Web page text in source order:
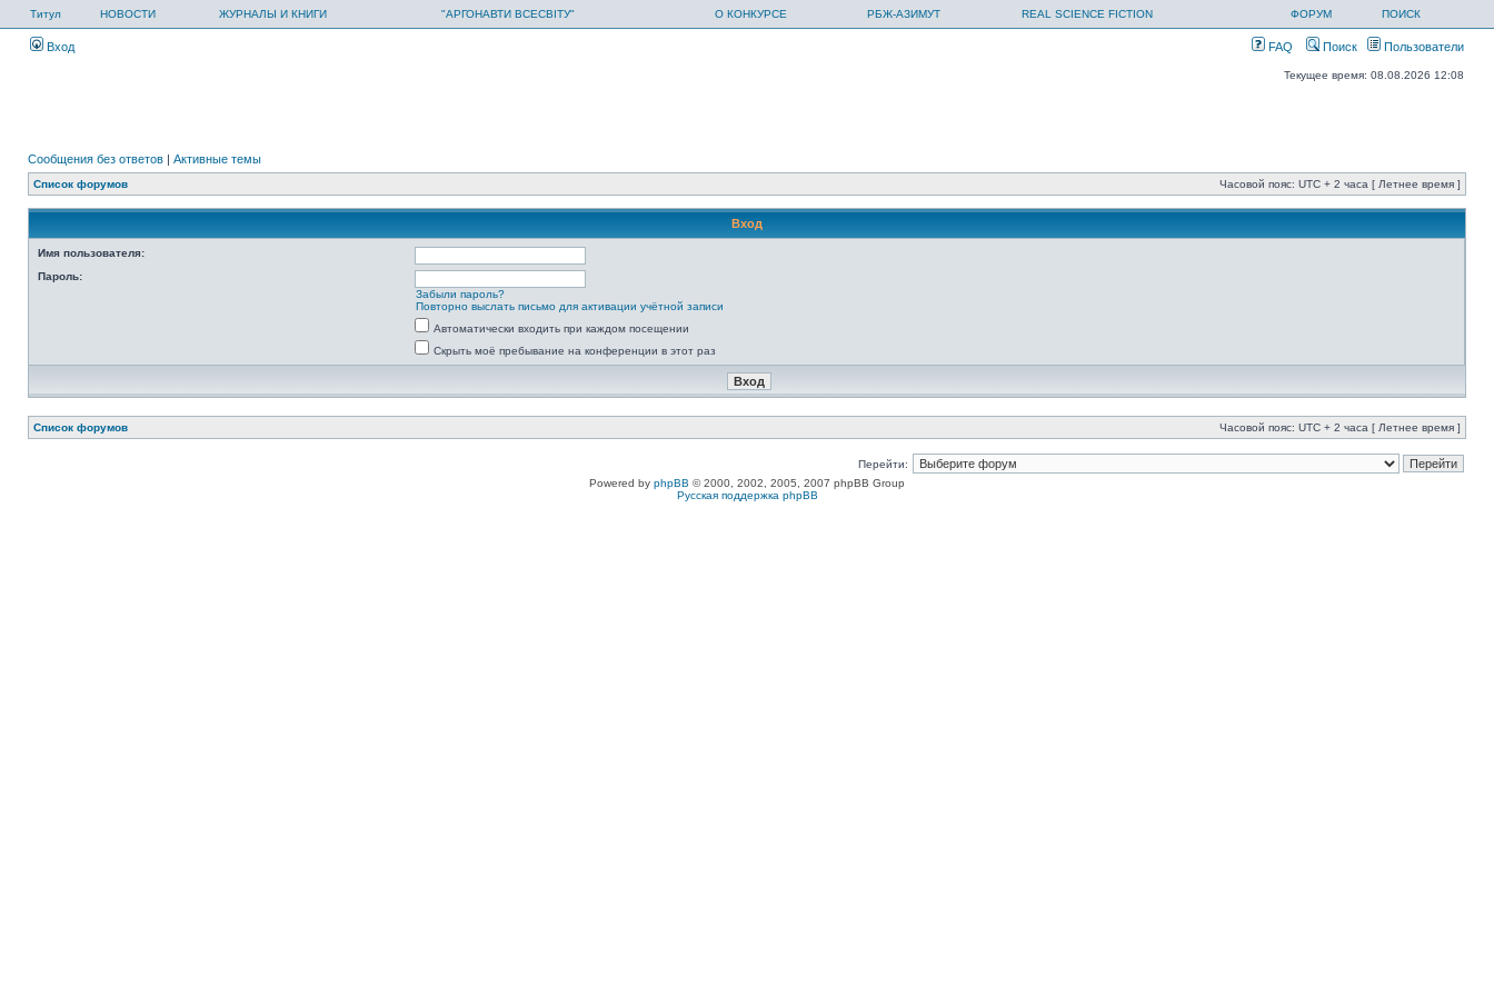
Титул НОВОСТИ ЖУРНАЛЫ И КНИГИ "АРГОНАВТИ ВСЕСВІТУ" О КОНКУРСЕ РБЖ-АЗИМУТ REAL SCIENCE FICTION ФОРУМ ПОИСК
Вход FAQ Поиск Пользователи
Текущее время: 08.08.2026 12:08
Сообщения без ответов | Активные темы
Список форумов Часовой пояс: UTC + 2 часа [ Летнее время ]
Вход
Имя пользователя:
Пароль:
Забыли пароль?
Повторно выслать письмо для активации учётной записи
Автоматически входить при каждом посещении
Скрыть моё пребывание на конференции в этот раз
Список форумов Часовой пояс: UTC + 2 часа [ Летнее время ]
Перейти:
Powered by phpBB © 2000, 2002, 2005, 2007 phpBB Group
Русская поддержка phpBB